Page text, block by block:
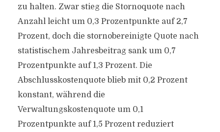
zu halten. Zwar stieg die Stornoquote nach
Anzahl leicht um 0,3 Prozentpunkte auf 2,7
Prozent, doch die stornobereinigte Quote nach
statistischem Jahresbeitrag sank um 0,7
Prozentpunkte auf 1,3 Prozent. Die
Abschlusskostenquote blieb mit 0,2 Prozent
konstant, während die
Verwaltungskostenquote um 0,1
Prozentpunkte auf 1,5 Prozent reduziert